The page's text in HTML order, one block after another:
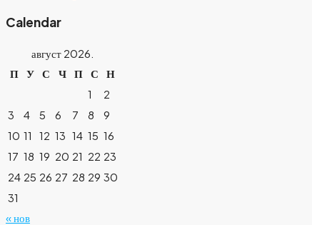
Calendar
август 2026.
П У С Ч П С
Н
1
2
3
4 5 6 7 8
9
10 11 12 13 14 15 16
17 18 19 20 21 22 23
24 25 26 27 28 29 30
31
« нов